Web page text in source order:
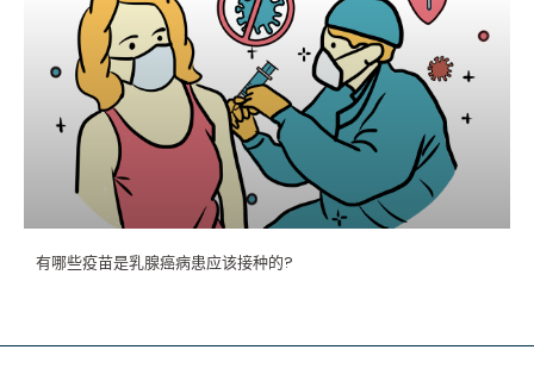
有哪些疫苗是乳腺癌病患应该接种的?